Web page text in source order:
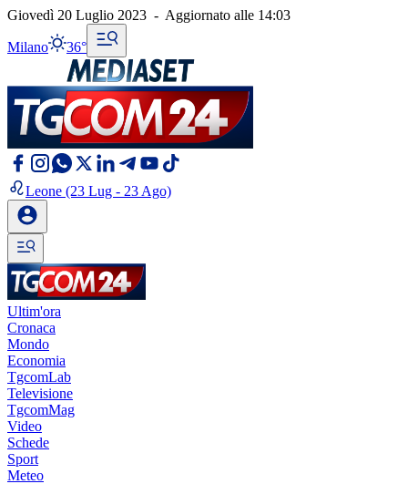
Giovedì 20 Luglio 2023 - Aggiornato alle 14:03
Milano 36°
Leone (23 Lug - 23 Ago)
Ultim'ora
Cronaca
Mondo
Economia
TgcomLab
Televisione
TgcomMag
Video
Schede
Sport
Meteo